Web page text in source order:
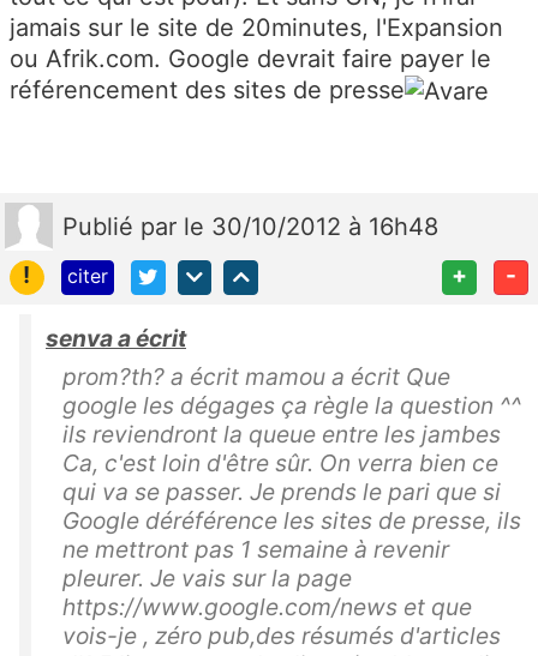
jamais sur le site de 20minutes, l'Expansion
ou Afrik.com. Google devrait faire payer le
référencement des sites de presse
Publié par le 30/10/2012 à 16h48
!
citer + -
senva a écrit
prom?th? a écrit mamou a écrit Que
google les dégages ça règle la question ^^
ils reviendront la queue entre les jambes
Ca, c'est loin d'être sûr. On verra bien ce
qui va se passer. Je prends le pari que si
Google déréférence les sites de presse, ils
ne mettront pas 1 semaine à revenir
pleurer. Je vais sur la page
https://www.google.com/news et que
vois-je , zéro pub,des résumés d'articles